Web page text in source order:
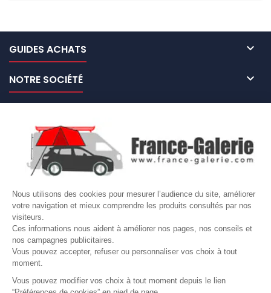
Nous utilisons des cookies pour mesurer l’audience du site, améliorer
votre navigation et mieux comprendre les produits consultés par nos
visiteurs.
Ces informations nous aident à améliorer nos pages, nos conseils et
nos campagnes publicitaires.
Vous pouvez accepter, refuser ou personnaliser vos choix à tout
moment.
Vous pouvez modifier vos choix à tout moment depuis le lien
GUIDES ACHATS 
NOTRE SOCIÉTÉ 
VOTRE COMPTE 
Site protégé par reCAPTCHA.
LETTRE D'INFORMATIONS